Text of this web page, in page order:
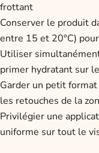
frottant
Conserver le produit
entre 15 et 20°C)
Utiliser
primer hydratant sur
Garder un petit
les retouches de la
Privilégier une
uniforme sur tout le